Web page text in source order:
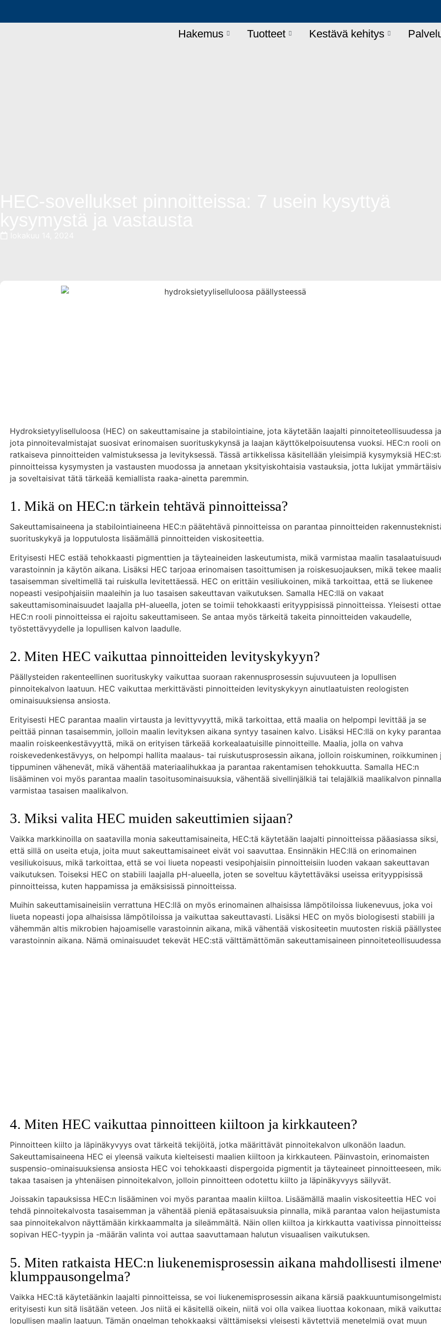
Hakemus Tuotteet Kestävä kehitys
Hydroksietyyliselluloosa (HEC) on sakeuttamisaine ja stabilointiaine, jota käytetään laajalti pinnoiteteollisuudessa ja
jota pinnoitevalmistajat suosivat erinomaisen suorituskykynsä ja laajan käyttökelpoisuutensa vuoksi. HEC:n rooli on
ratkaiseva pinnoitteiden valmistuksessa ja levityksessä. Tässä artikkelissa käsitellään yleisimpiä kysymyksiä
pinnoitteissa kysymysten ja vastausten muodossa ja annetaan yksityiskohtaisia vastauksia, jotta lukijat
ja soveltaisivat tätä tärkeää kemiallista raaka-ainetta paremmin.
1. Mikä on HEC:n tärkein tehtävä pinnoitteissa?
Sakeuttamisaineena ja stabilointiaineena HEC:n päätehtävä pinnoitteissa on parantaa pinnoitteiden
suorituskykyä ja lopputulosta lisäämällä pinnoitteiden viskositeettia.
Erityisesti HEC estää tehokkaasti pigmenttien ja täyteaineiden laskeutumista, mikä varmistaa maalin
varastoinnin ja käytön aikana. Lisäksi HEC tarjoaa erinomaisen tasoittumisen ja roiskesuojauksen, mikä tekee
tasaisemman siveltimellä tai ruiskulla levitettäessä. HEC on erittäin vesiliukoinen, mikä tarkoittaa, että se liukenee
nopeasti vesipohjaisiin maaleihin ja luo tasaisen sakeuttavan vaikutuksen. Samalla HEC:llä on vakaat
sakeuttamisominaisuudet laajalla pH-alueella, joten se toimii tehokkaasti erityyppisissä pinnoitteissa. Yleisesti
HEC:n rooli pinnoitteissa ei rajoitu sakeuttamiseen. Se antaa myös tärkeitä takeita pinnoitteiden vakaudelle,
työstettävyydelle ja lopullisen kalvon laadulle.
2. Miten HEC vaikuttaa pinnoitteiden levityskykyyn?
Päällysteiden rakenteellinen suorituskyky vaikuttaa suoraan rakennusprosessin sujuvuuteen ja lopullisen
pinnoitekalvon laatuun. HEC vaikuttaa merkittävästi pinnoitteiden levityskykyyn ainutlaatuisten reologisten
ominaisuuksiensa ansiosta.
Erityisesti HEC parantaa maalin virtausta ja levittyvyyttä, mikä tarkoittaa, että maalia on helpompi levittää ja se
peittää pinnan tasaisemmin, jolloin maalin levityksen aikana syntyy tasainen kalvo. Lisäksi HEC:llä on kyky parantaa
maalin roiskeenkestävyyttä, mikä on erityisen tärkeää korkealaatuisille pinnoitteille. Maalia, jolla on vahva
roiskevedenkestävyys, on helpompi hallita maalaus- tai ruiskutusprosessin aikana, jolloin roiskuminen, roikkuminen
tippuminen vähenevät, mikä vähentää materiaalihukkaa ja parantaa rakentamisen tehokkuutta. Samalla HEC:n
lisääminen voi myös parantaa maalin tasoitusominaisuuksia, vähentää sivellinjälkiä tai telajälkiä maalikalvon
varmistaa tasaisen maalikalvon.
3. Miksi valita HEC muiden sakeuttimien sijaan?
Vaikka markkinoilla on saatavilla monia sakeuttamisaineita, HEC:tä käytetään laajalti pinnoitteissa pääasiassa siksi,
että sillä on useita etuja, joita muut sakeuttamisaineet eivät voi saavuttaa. Ensinnäkin HEC:llä on erinomainen
vesiliukoisuus, mikä tarkoittaa, että se voi liueta nopeasti vesipohjaisiin pinnoitteisiin luoden vakaan sakeuttavan
vaikutuksen. Toiseksi HEC on stabiili laajalla pH-alueella, joten se soveltuu käytettäväksi useissa erityyppisissä
pinnoitteissa, kuten happamissa ja emäksisissä pinnoitteissa.
Muihin sakeuttamisaineisiin verrattuna HEC:llä on myös erinomainen alhaisissa lämpötiloissa liukenevuus, joka voi
liueta nopeasti jopa alhaisissa lämpötiloissa ja vaikuttaa sakeuttavasti. Lisäksi HEC on myös biologisesti stabiili ja
vähemmän altis mikrobien hajoamiselle varastoinnin aikana, mikä vähentää viskositeetin muutosten riskiä
varastoinnin aikana. Nämä ominaisuudet tekevät HEC:stä välttämättömän sakeuttamisaineen
4. Miten HEC vaikuttaa pinnoitteen kiiltoon ja kirkkauteen?
Pinnoitteen kiilto ja läpinäkyvyys ovat tärkeitä tekijöitä, jotka määrittävät pinnoitekalvon ulkonäön laadun.
Sakeuttamisaineena HEC ei yleensä vaikuta kielteisesti maalien kiiltoon ja kirkkauteen. Päinvastoin, erinomaisten
suspensio-ominaisuuksiensa ansiosta HEC voi tehokkaasti dispergoida pigmentit ja täyteaineet pinnoitteeseen,
takaa tasaisen ja yhtenäisen pinnoitekalvon, jolloin pinnoitteen odotettu kiilto ja läpinäkyvyys säilyvät.
Joissakin tapauksissa HEC:n lisääminen voi myös parantaa maalin kiiltoa. Lisäämällä maalin viskositeettia HEC voi
tehdä pinnoitekalvosta tasaisemman ja vähentää pieniä epätasaisuuksia pinnalla, mikä parantaa valon
saa pinnoitekalvon näyttämään kirkkaammalta ja sileämmältä. Näin ollen kiiltoa ja kirkkautta vaativissa
sopivan HEC-tyypin ja -määrän valinta voi auttaa saavuttamaan halutun visuaalisen vaikutuksen.
5. Miten ratkaista HEC:n liukenemisprosessin aikana mahdollisesti
klumppausongelma?
Vaikka HEC:tä käytetäänkin laajalti pinnoitteissa, se voi liukenemisprosessin aikana kärsiä
erityisesti kun sitä lisätään veteen. Jos niitä ei käsitellä oikein, niitä voi olla vaikea liuottaa kokonaan, mikä
lopullisen maalin laatuun. Tämän ongelman tehokkaaksi välttämiseksi yleisesti käytettyjä menetelmiä ovat muun